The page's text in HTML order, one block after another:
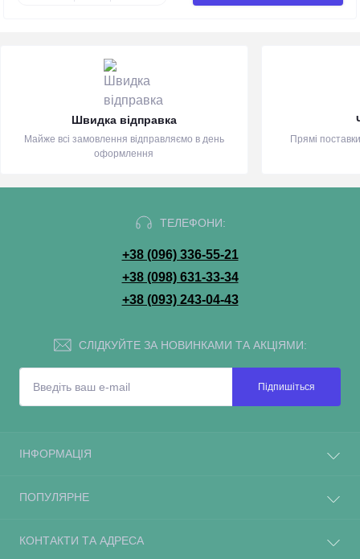
Швидка відправка
Майже всі замовлення відправляємо в день
оформлення
Прямі
ТЕЛЕФОНИ:
+38 (096) 336-55-21
+38 (098) 631-33-34
+38 (093) 243-04-43
СЛІДКУЙТЕ ЗА НОВИНКАМИ ТА АКЦІЯМИ:
Підпишіться
ІНФОРМАЦІЯ
ПОПУЛЯРНЕ
КОНТАКТИ ТА АДРЕСА